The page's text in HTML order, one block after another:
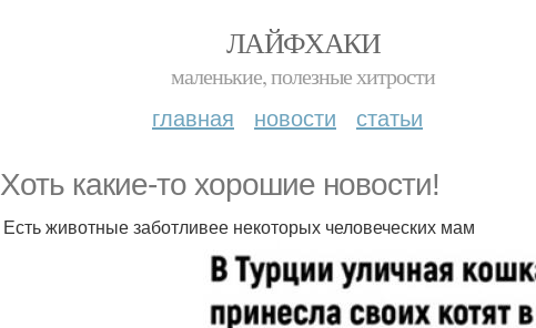
ЛАЙФХАКИ
маленькие, полезные хитрости
главная новости статьи
Хоть какие-то хорошие новости!
Есть животные заботливее некоторых человеческих мам